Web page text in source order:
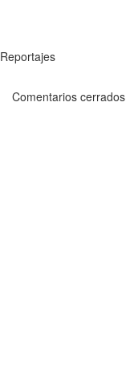
Reportajes
Comentarios cerrados